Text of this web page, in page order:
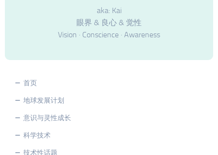
aka: Kai
眼界 & 良心 & 觉性
Vision · Conscience · Awareness
首页
地球发展计划
意识与灵性成长
科学技术
技术性话题